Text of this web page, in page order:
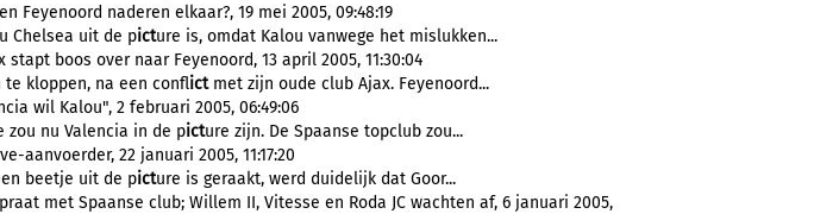
Feyenoord naderen elkaar?, 19 mei 2005, 09:48:19
Chelsea uit de picture is, omdat Kalou vanwege het mislukken...
stapt boos over naar Feyenoord, 13 april 2005, 11:30:04
te kloppen, na een conflictmet zijn oude club Ajax. Feyenoord...
wil Kalou", 2 februari 2005, 06:49:06
zou nu Valencia in de picture zijn. De Spaanse topclub zou...
aanvoerder, 22 januari 2005, 11:17:20
beetje uit de picture is geraakt, werd duidelijk dat Goor...
met Spaanse club; Willem II, Vitesse en Roda JC wachten af, 6 januari 2005,